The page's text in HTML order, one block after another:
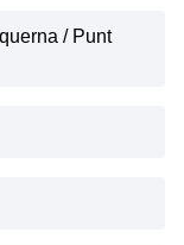
/ Punt